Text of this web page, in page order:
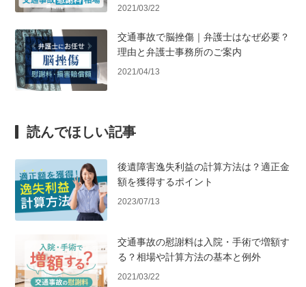
2021/03/22
交通事故で脳挫傷｜弁護士はなぜ必要？
理由と弁護士事務所のご案内
2021/04/13
読んでほしい記事
後遺障害逸失利益の計算方法は？適正金
額を獲得するポイント
2023/07/13
交通事故の慰謝料は入院・手術で増額す
る？相場や計算方法の基本と例外
2021/03/22